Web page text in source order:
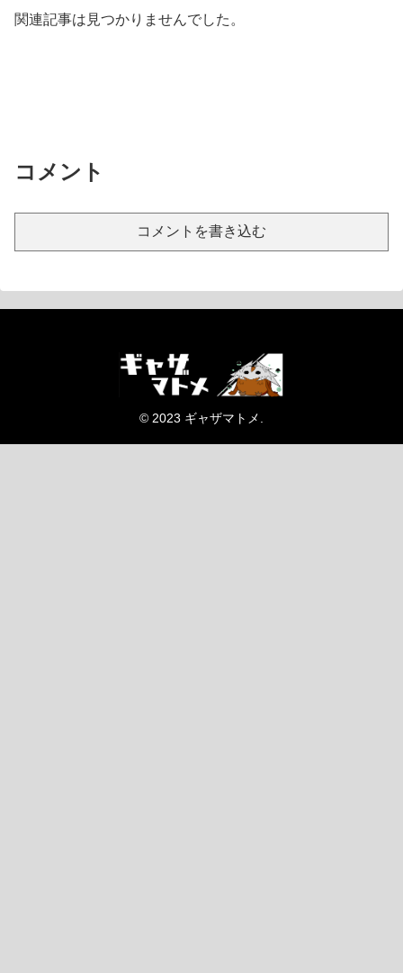
関連記事は見つかりませんでした。
コメント
コメントを書き込む
© 2023 ギャザマトメ.